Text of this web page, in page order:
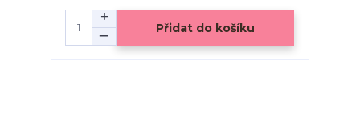
Přidat do košíku